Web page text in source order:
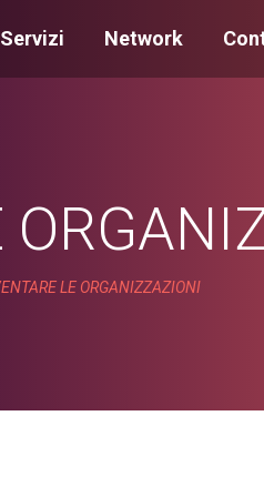
Servizi Network
LE ORGANIZZAZIONI